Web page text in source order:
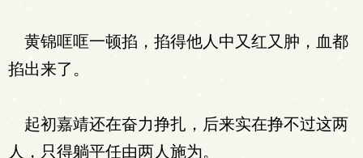
黄锦哐哐一顿掐，掐得他人中又红又肿，血都
掐出来了。
起初嘉靖还在奋力挣扎，后来实在挣不过这两
人，只得躺平任由两人施为。